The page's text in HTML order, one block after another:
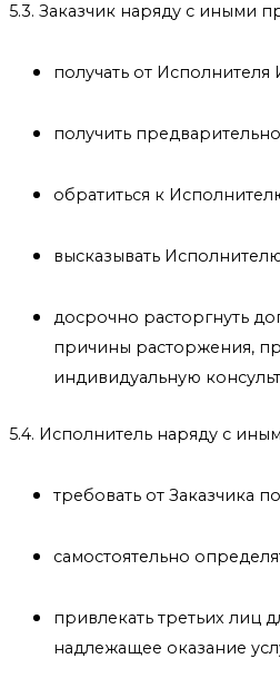
5.3. Заказчик наряду с иными
получать от
получить
обратиться к
высказывать
досрочно расторгнуть
причины расторжения,
индивидуальную
5.4. Исполнитель наряду с
требовать от Заказчика
самостоятельно
привлекать третьих лиц
надлежащее оказание